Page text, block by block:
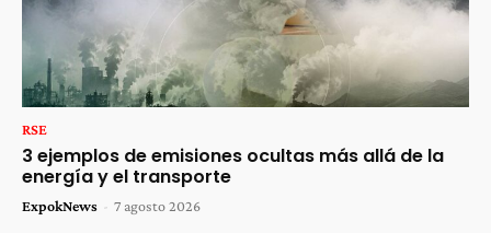
RSE
3 ejemplos de emisiones ocultas más allá de la
energía y el transporte
ExpokNews - 7 agosto 2026